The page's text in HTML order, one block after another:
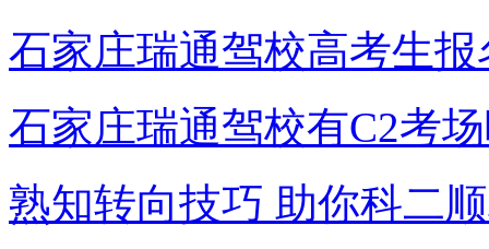
石家庄瑞通驾校高考生报
石家庄瑞通驾校有C2考
熟知转向技巧 助你科二